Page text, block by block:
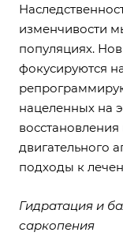
изменчивости
популяциях.
фокусируются
нацеленных на
двигательного
подходы к
Гидратация и
саркопения